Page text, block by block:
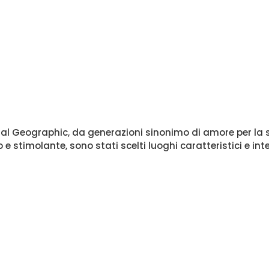
Geographic, da generazioni sinonimo di amore per la
e stimolante, sono stati scelti luoghi caratteristici e